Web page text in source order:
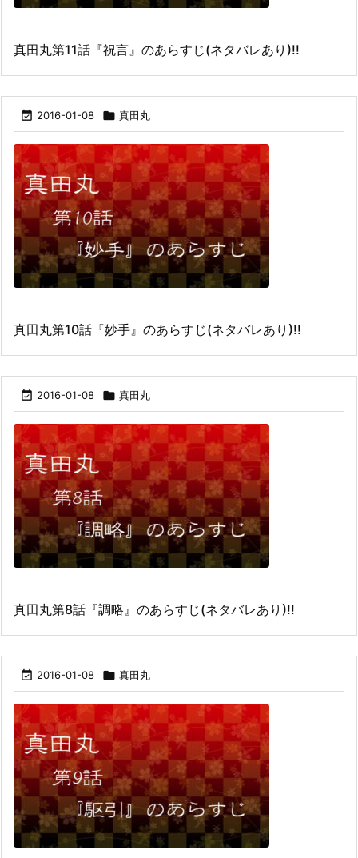
真田丸第11話『祝言』のあらすじ(ネタバレあり)!!
 2016-01-08  真田丸
真田丸第10話『妙手』のあらすじ(ネタバレあり)!!
 2016-01-08  真田丸
真田丸第8話『調略』のあらすじ(ネタバレあり)!!
 2016-01-08  真田丸